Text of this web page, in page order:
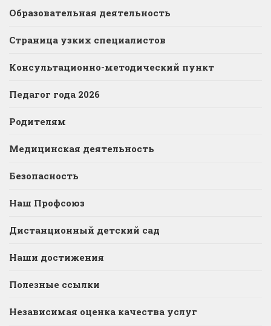
Образовательная деятельность
Страница узких специалистов
Консультационно-методический пункт
Педагог года 2026
Родителям
Медицинская деятельность
Безопасность
Наш Профсоюз
Дистанционный детский сад
Наши достижения
Полезные ссылки
Независимая оценка качества услуг